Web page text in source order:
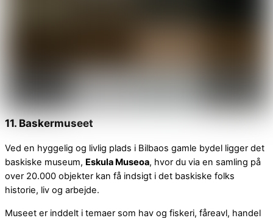
11. Baskermuseet
Ved en hyggelig og livlig plads i Bilbaos gamle bydel ligger det
baskiske museum, Eskula Museoa, hvor du via en samling på
over 20.000 objekter kan få indsigt i det baskiske folks
historie, liv og arbejde.
Museet er inddelt i temaer som hav og fiskeri, fåreavl, handel